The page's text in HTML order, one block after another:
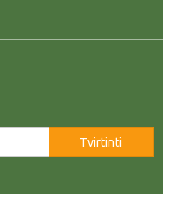
Tvirtinti